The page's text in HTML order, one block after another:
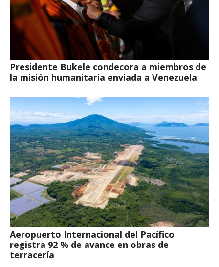
Presidente Bukele condecora a miembros de
la misión humanitaria enviada a Venezuela
Aeropuerto Internacional del Pacífico
registra 92 % de avance en obras de
terracería